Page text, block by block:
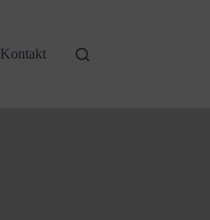
Kontakt